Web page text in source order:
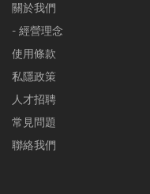
關於我們
- 經營理念
使用條款
私隱政策
人才招聘
常見問題
聯絡我們